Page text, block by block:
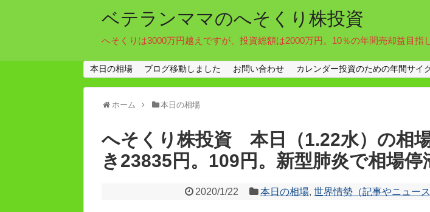
ベテランママのへそくり株投資
へそくりは3000万円越えですが、投資総額は2000万円。10％の年間売却益目指
本日の相場 ブログ移動しました お問い合わせ カレンダー投資のための年間サイ
ホーム 本日の相場
へそくり株投資 本日（1.22水）の相
き23835円。109円。新型肺炎で相場停
2020/1/22 本日の相場, 世界情勢（記事やニュー